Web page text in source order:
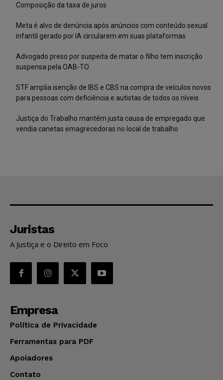
Composição da taxa de juros
Meta é alvo de denúncia após anúncios com conteúdo sexual
infantil gerado por IA circularem em suas plataformas
Advogado preso por suspeita de matar o filho tem inscrição
suspensa pela OAB-TO
STF amplia isenção de IBS e CBS na compra de veículos novos
para pessoas com deficiência e autistas de todos os níveis
Justiça do Trabalho mantém justa causa de empregado que
vendia canetas emagrecedoras no local de trabalho
Juristas
A Justiça e o Direito em Foco
Empresa
Política de Privacidade
Ferramentas para PDF
Apoiadores
Contato